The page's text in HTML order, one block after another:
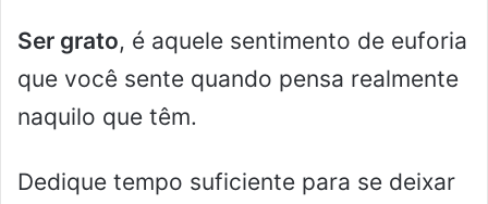
Ser grato, é aquele sentimento de euforia
que você sente quando pensa realmente
naquilo que têm.
Dedique tempo suficiente para se deixar